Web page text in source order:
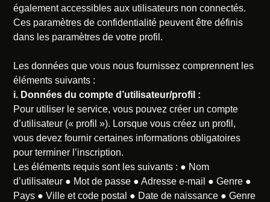
également accessibles aux utilisateurs non connectés.
Ces paramètres de confidentialité peuvent être définis
dans les paramètres de votre profil.
Les données que vous nous fournissez comprennent les
éléments suivants :
i. Données du compte d’utilisateur/profil :
Pour utiliser le service, vous pouvez créer un compte
d’utilisateur (« profil »). Lorsque vous créez un profil,
vous devez fournir certaines informations obligatoires
pour terminer l’inscription.
Les éléments requis sont les suivants : ● Nom
d’utilisateur ● Mot de passe ● Adresse e-mail ● Genre ●
Pays ● Ville et code postal ● Date de naissance ● Genre